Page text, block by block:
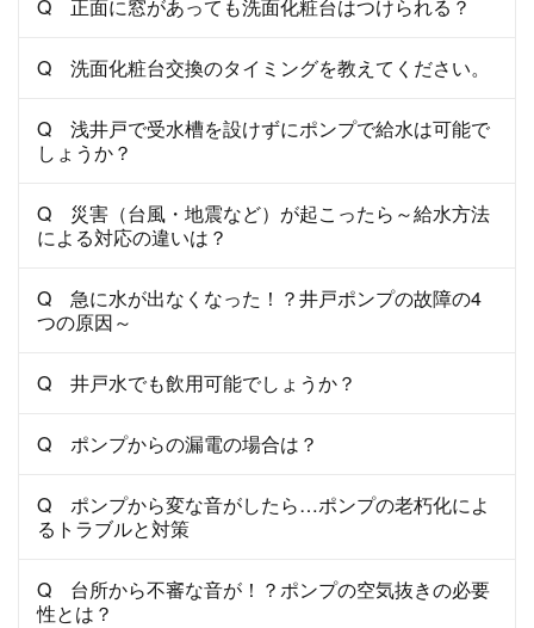
Q 正面に窓があっても洗面化粧台はつけられる？
Q 洗面化粧台交換のタイミングを教えてください。
Q 浅井戸で受水槽を設けずにポンプで給水は可能で
しょうか？
Q 災害（台風・地震など）が起こったら～給水方法
による対応の違いは？
Q 急に水が出なくなった！？井戸ポンプの故障の4
つの原因～
Q 井戸水でも飲用可能でしょうか？
Q ポンプからの漏電の場合は？
Q ポンプから変な音がしたら…ポンプの老朽化によ
るトラブルと対策
Q 台所から不審な音が！？ポンプの空気抜きの必要
性とは？